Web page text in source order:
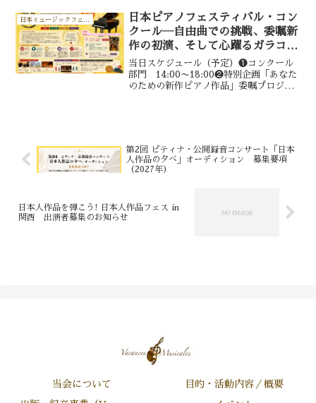
日本ミュージックフェスティバルコンクール
日本ピアノフェスティバル・コン
クール―自由曲での挑戦、委嘱新
作の初演、そして心躍るガラコン
サート―
当日スケジュール（予定）❶コンクール
部門 14:00〜18:00❷特別企画「あなた
のための新作ピアノ作品」委嘱プロジェ
第2回 ピティナ・公開録音コンサート「日本
人作品の夕べ」オーディション 募集要項
（2027年）
日本人作品を弾こう! 日本人作品フェス in
関西 出演者募集のお知らせ
当会について 目的・活動内容／概要